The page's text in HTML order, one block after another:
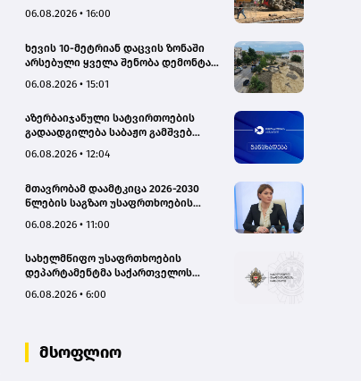
ახლოს იმოძრავა, რამაც ნიადაგის
გამოიწვია, გადაბრუნდა
ავტომანქანა - თვითმცლელში
იმყოფებოდა მცირეწლოვანი ბავშვი
06.08.2026 • 16:00
ხევის 10-მეტრიან დაცვის ზონაში
არსებული ყველა შენობა დემონტაჟს
06.08.2026 • 15:01
აზერბაიჯანული სატვირთოების
გადაადგილება საბაჟო გამშვებ
მიმდინარეობს- შემოსავლების
06.08.2026 • 12:04
მთავრობამ დაამტკიცა 2026-2030
წლების საგზაო უსაფრთხოების
სამოქმედო გეგმა – თამარ
06.08.2026 • 11:00
სახელმწიფო უსაფრთხოების
დეპარტამენტმა საქართველოს
საზიანოდ საბოტაჟის მუხლით
06.08.2026 • 6:00
მსოფლიო